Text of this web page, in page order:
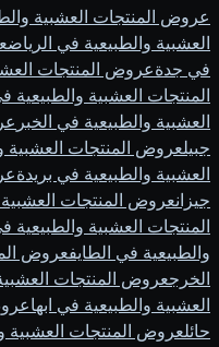
عروض المنتجات العشبية
العشبية والطبيعية في الرياض
في جدةعروض المنتجات
المنتجات العشبية
العشبية والطبيعية في الخبر
جبيلعروض المنتجات العشبية
العشبية والطبيعية في بريدة
جيزانعروض المنتجات
المنتجات العشبية والطبيعية
والطبيعية في الطايفعروض
الخرجعروض المنتجات
العشبية والطبيعية في ابها
حائلعروض المنتجات العشبية